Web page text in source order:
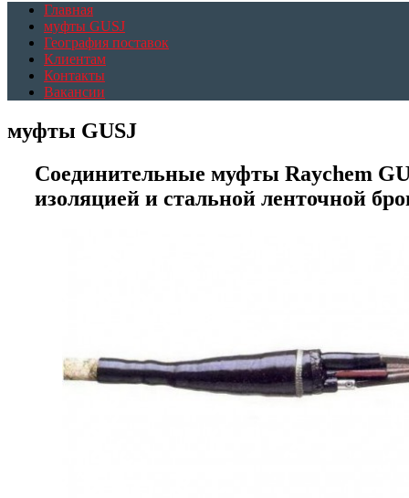
Главная
муфты GUSJ
География поставок
Клиентам
Контакты
Вакансии
муфты GUSJ
Соединительные муфты Raychem
изоляцией и стальной ленточной